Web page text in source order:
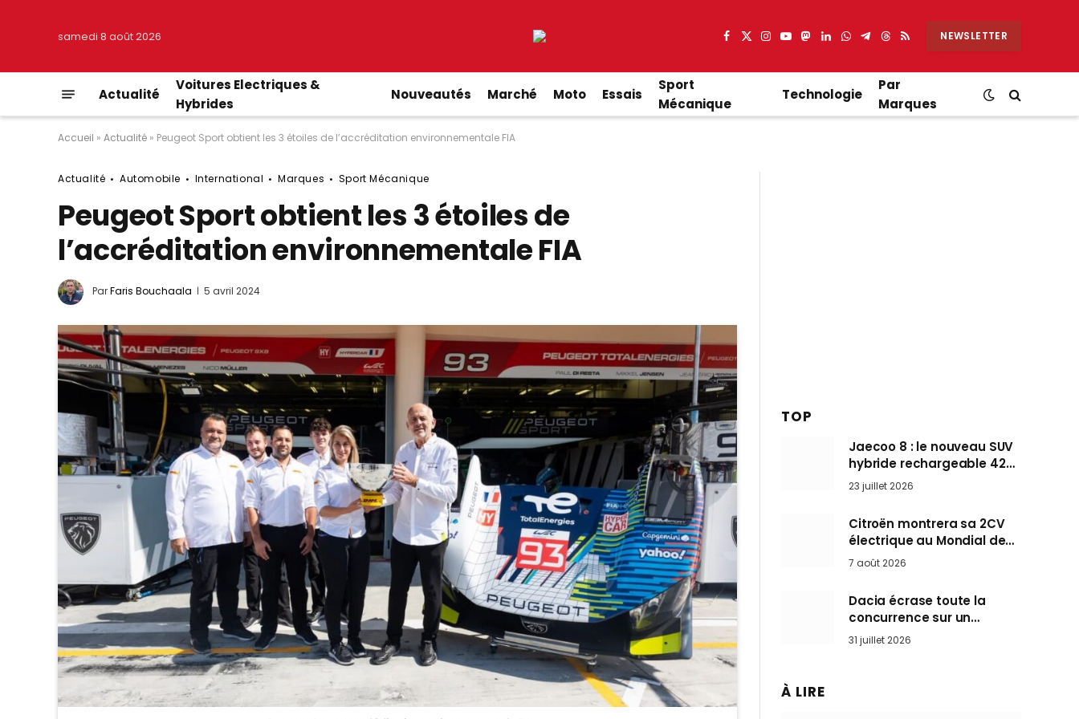
samedi 8 août 2026 Facebook
X
Instagram
YouTube
Mastodon
LinkedIn
WhatsApp
Partager
Telegram
Threads
RSS NEWSLETTER
Actualité
Voitures Electriques &
Hybrides
Nouveautés Marché Moto Essais
Sport
Mécanique
Technologie
Par
Marques
Accueil » Actualité » Peugeot Sport obtient les 3 étoiles de l’accréditation environnementale FIA
Actualité Automobile International Marques Sport Mécanique
Peugeot Sport obtient les 3 étoiles de
l’accréditation environnementale FIA
ParFaris Bouchaala 5 avril 2024
TOP
Jaecoo 8 : le nouveau SUV
hybride rechargeable 428
ch qui vise l’Audi Q7 arrive
en Europe cet automne
23 juillet 2026
Citroën montrera sa 2CV
électrique au Mondial de
Paris pendant que BMW et
7 août 2026
Dacia écrase toute la
concurrence sur un
marché où personne ne
l’attendait
31 juillet 2026
À LIRE